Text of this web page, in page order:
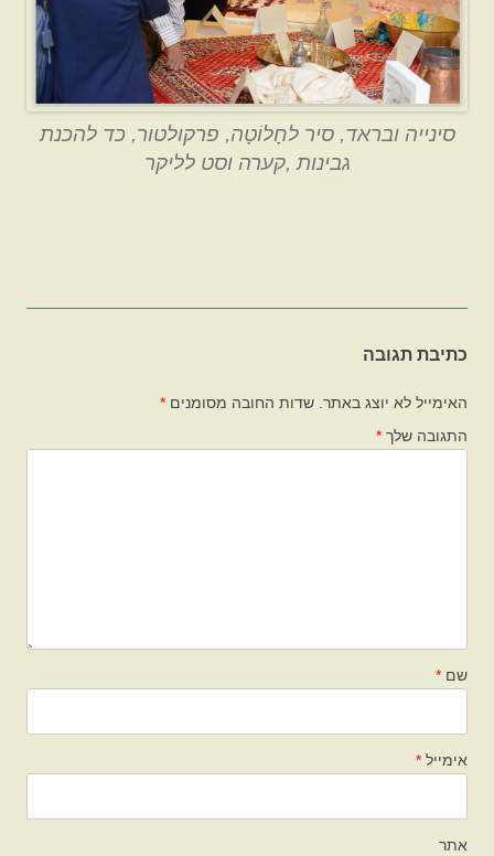
סינייה ובראד, סיר לחָלוֹטָה, פרקולטור, כד להכנת
גבינות ,קערה וסט לליקר
כתיבת תגובה
האימייל לא יוצג באתר. שדות החובה מסומנים *
התגובה שלך *
שם *
אימייל *
אתר